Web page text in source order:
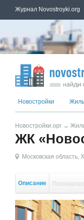
Журнал Novostroyki.org
Новостройки
Новостройки.орг →
ЖК
Московская область,
Описание